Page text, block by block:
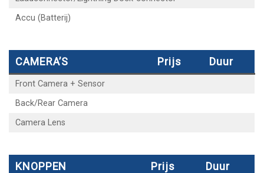
Accu (Batterij)
CAMERA’S Prijs Duur
Front Camera + Sensor
Back/Rear Camera
Camera Lens
KNOPPEN Prijs Duur